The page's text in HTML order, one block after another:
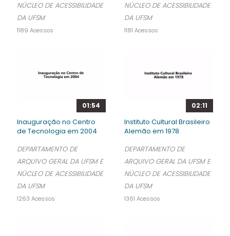
NÚCLEO DE ACESSIBILIDADE
DA UFSM
1189 Acessos
NÚCLEO DE ACESSIBILIDADE
DA UFSM
1181 Acessos
01:54
Inauguração no Centro
de Tecnologia em 2004
DEPARTAMENTO DE
ARQUIVO GERAL DA UFSM E
NÚCLEO DE ACESSIBILIDADE
DA UFSM
1263 Acessos
02:11
Instituto Cultural Brasileiro
Alemão em 1978
DEPARTAMENTO DE
ARQUIVO GERAL DA UFSM E
NÚCLEO DE ACESSIBILIDADE
DA UFSM
1361 Acessos